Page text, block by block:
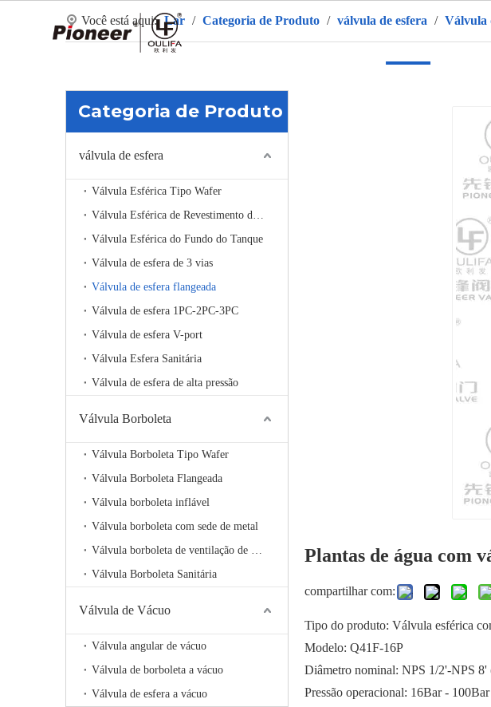
Você está aqui: Lar / Categoria de Produto / válvula de esfera / Válvula
Categoria de Produto
válvula de esfera
Válvula Esférica Tipo Wafer
Válvula Esférica de Revestimento de Aquecimento
Válvula Esférica do Fundo do Tanque
Válvula de esfera de 3 vias
Válvula de esfera flangeada
Válvula de esfera 1PC-2PC-3PC
Válvula de esfera V-port
Válvula Esfera Sanitária
Válvula de esfera de alta pressão
Válvula Borboleta
Válvula Borboleta Tipo Wafer
Válvula Borboleta Flangeada
Válvula borboleta inflável
Válvula borboleta com sede de metal
Válvula borboleta de ventilação de alta temperatura
Válvula Borboleta Sanitária
Válvula de Vácuo
Válvula angular de vácuo
Válvula de borboleta a vácuo
Válvula de esfera a vácuo
Plantas de água com
compartilhar com:
Tipo do produto: Válvula esférica
Modelo: Q41F-16P
Diâmetro nominal: NPS 1/2'-NPS
Pressão operacional: 16Bar - 100Bar